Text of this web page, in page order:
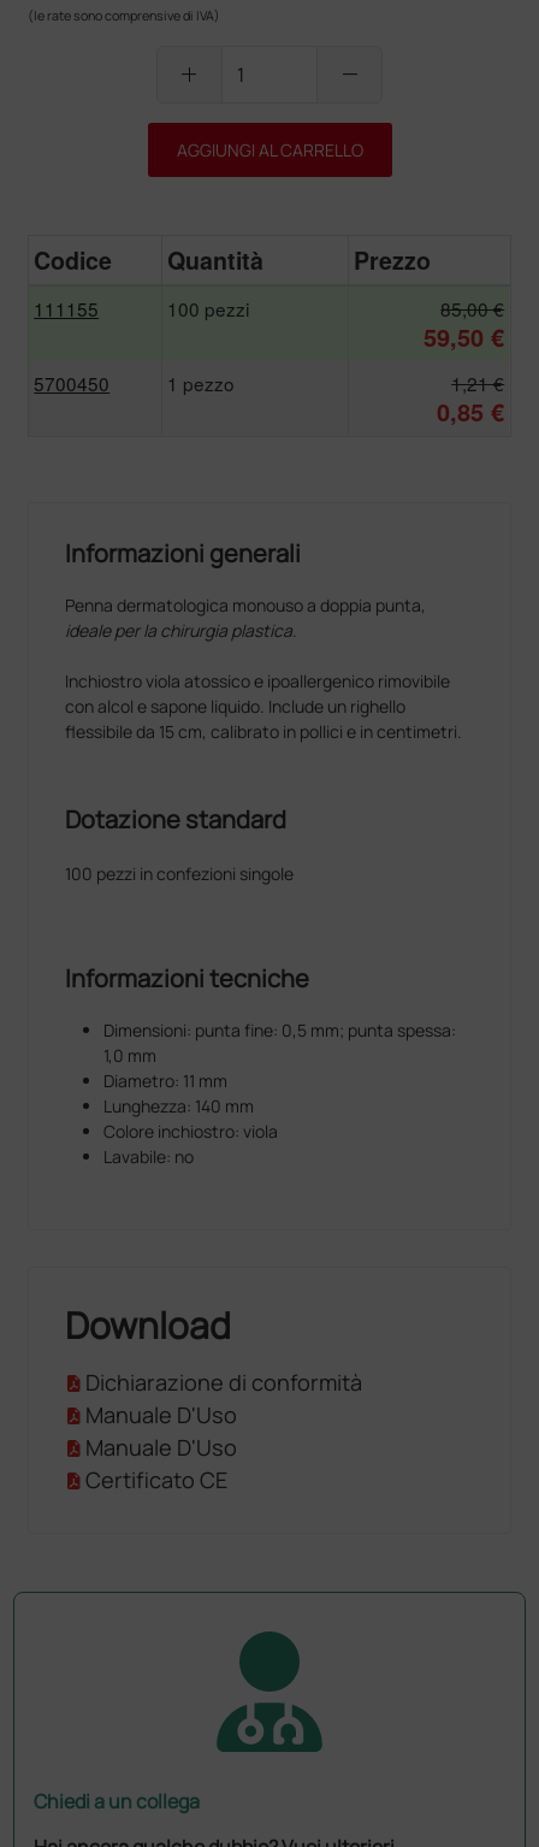
(le rate sono comprensive di IVA)
add remove
AGGIUNGI AL CARRELLO
Codice Quantità Prezzo
111155 100 pezzi 85,00 €
59,50 €
5700450 1 pezzo 1,21 €
0,85 €
Informazioni generali
Penna dermatologica monouso a doppia punta,
ideale per la chirurgia plastica
Inchiostro viola atossico e ipoallergenico rimovibile
con alcol e sapone liquido. Include un righello
flessibile da 15 cm, calibrato in pollici e in centimetri.
Dotazione standard
100 pezzi in confezioni singole
Informazioni tecniche
Dimensioni: punta fine: 0,5 mm; punta spessa:
1,0 mm
Diametro: 11 mm
Lunghezza: 140 mm
Colore inchiostro: viola
Lavabile: no
Download
Dichiarazione di conformità
Manuale D'Uso
Manuale D'Uso
Certificato CE
Chiedi a un collega